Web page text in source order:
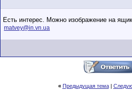
Есть интерес. Можно изображение на ящик
matvey@in.vn.ua
« Предыдущая тема|